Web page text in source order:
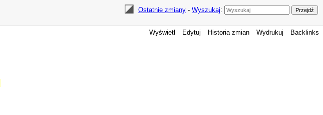
Ostatnie zmiany- Wyszukaj:
Wyświetl Edytuj Historia zmian Wydrukuj Backlinks